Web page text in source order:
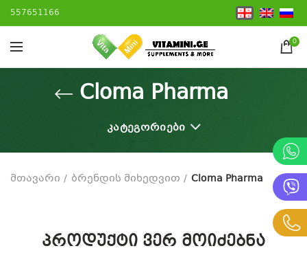
557651166
0
Cloma Pharma
ᲙᲐᲢᲔᲒᲝᲠᲘᲔᲑᲘ
მთავარი ბრენდის მიხედვით Cloma Pharma
პროდუქტი ვერ მოიძებნა